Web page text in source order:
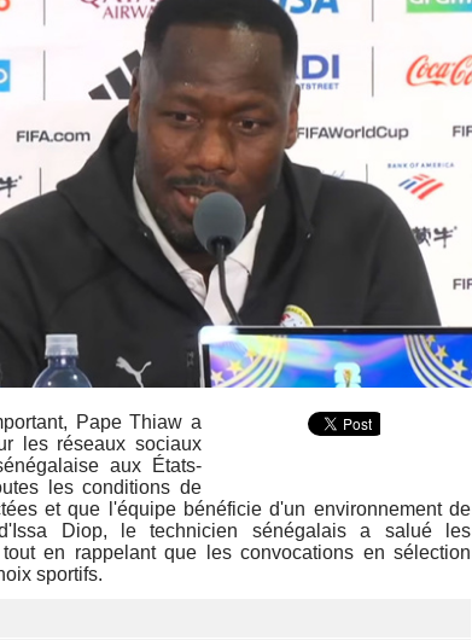
Pape Thiaw a
les réseaux sociaux
aux États-
les conditions de
et que l'équipe bénéficie d'un environnement de
Diop, le technicien sénégalais a salué les
en rappelant que les convocations en sélection
sportifs.